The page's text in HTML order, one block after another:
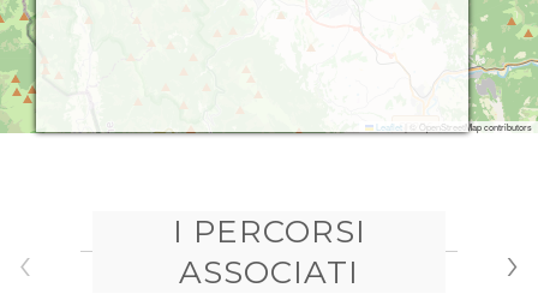
Leaflet © OpenStreetMap contributors
I PERCORSI
ASSOCIATI
‹ ›